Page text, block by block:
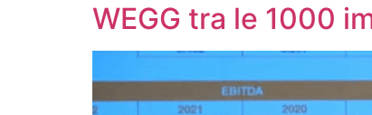
WEGG tra le 1000